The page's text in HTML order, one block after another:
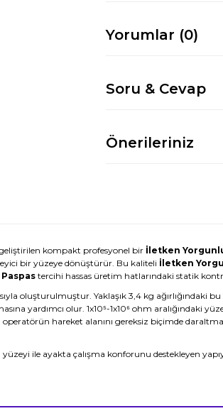
Yorumlar (0)
Soru & Cevap
Önerileriniz
kompakt profesyonel bir İletken
bir yüzeye dönüştürür. Bu kaliteli İletken
tercihi hassas üretim hatlarındaki statik
oluşturulmuştur. Yaklaşık 3,4 kg ağırlığındaki bu
yardımcı olur. 1x10⁵-1x10⁶ ohm
operatörün hareket alanını gereksiz biçimde
ile ayakta çalışma konforunu destekleyen